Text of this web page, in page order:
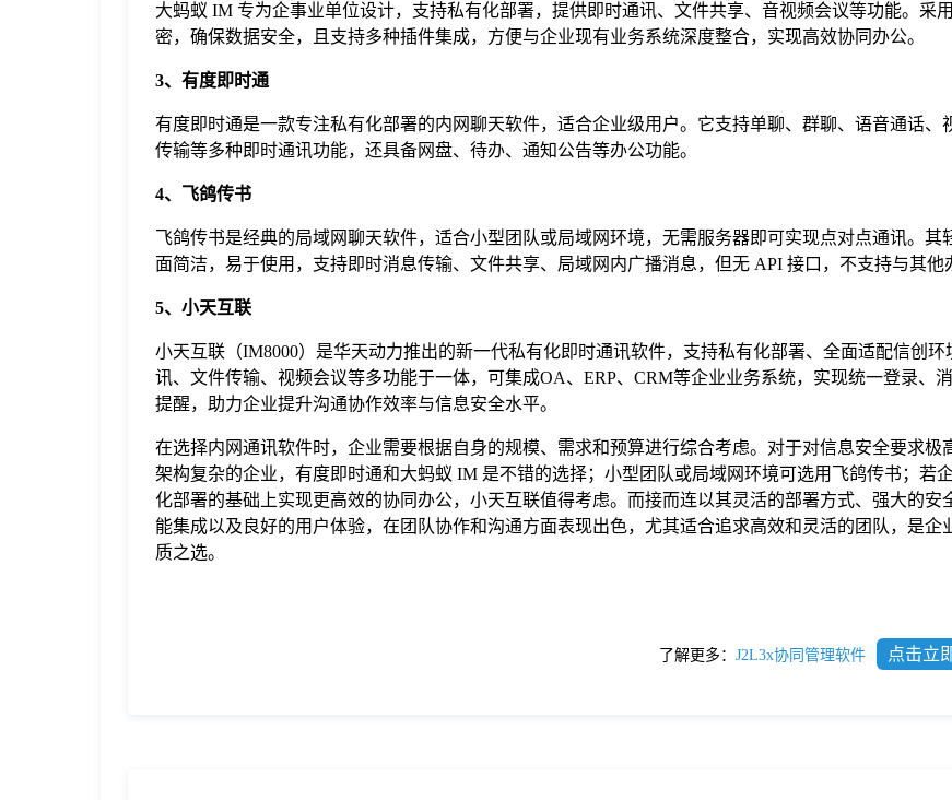
大蚂蚁 IM 专为企事业单位设计，支持私有化部署，提供即时通讯、文件共享、音视频会议等功能。采
密，确保数据安全，且支持多种插件集成，方便与企业现有业务系统深度整合，实现高效协同办公。
3、有度即时通
有度即时通是一款专注私有化部署的内网聊天软件，适合企业级用户。它支持单聊、群聊、语音通话、
传输等多种即时通讯功能，还具备网盘、待办、通知公告等办公功能。
4、飞鸽传书
飞鸽传书是经典的局域网聊天软件，适合小型团队或局域网环境，无需服务器即可实现点对点通讯。其
面简洁，易于使用，支持即时消息传输、文件共享、局域网内广播消息，但无 API 接口，不支持与其他
5、小天互联
小天互联（IM8000）是华天动力推出的新一代私有化即时通讯软件，支持私有化部署、全面适配信创环
讯、文件传输、视频会议等多功能于一体，可集成OA、ERP、CRM等企业业务系统，实现统一登录、
提醒，助力企业提升沟通协作效率与信息安全水平。
在选择内网通讯软件时，企业需要根据自身的规模、需求和预算进行综合考虑。对于对信息安全要求极
架构复杂的企业，有度即时通和大蚂蚁 IM 是不错的选择；小型团队或局域网环境可选用飞鸽传书；若
化部署的基础上实现更高效的协同办公，小天互联值得考虑。而接而连以其灵活的部署方式、强大的安
能集成以及良好的用户体验，在团队协作和沟通方面表现出色，尤其适合追求高效和灵活的团队，是企
质之选。
了解更多： J2L3x协同管理软件 点击立